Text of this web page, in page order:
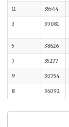
11 35544
3 39081
5 38626
7 35277
9 30754
8 36092